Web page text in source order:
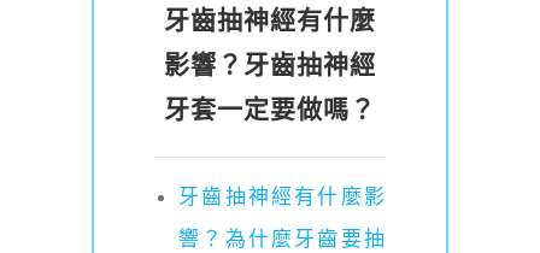
牙齒抽神經有什麼
影響？牙齒抽神經
牙套一定要做嗎？
牙齒抽神經有什麼影
響？為什麼牙齒要抽